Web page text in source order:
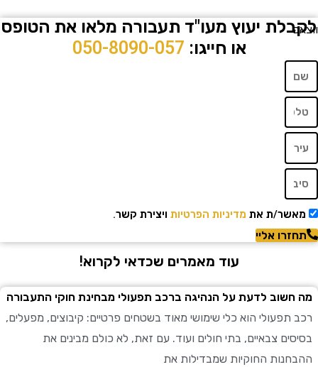
יעוץ מעו"ד תעבורה מלאו את הטופס
או חייגו:050-8090-057
ת אתמדיניות הפרטיותויצירת קשר.
אליי
עוד מאמרים שכדאי לקרוא!
לדעת על הנהיגה ברכב תפעולי מבחינת חוקי התעבורה
הוא כלי שימושי מאוד בשטחים פרטיים: קיבוצים, מפעלים,
צבאיים, בתי חולים ועוד. עם זאת, לא כולם מבינים את
החוקיות שמבדילות את